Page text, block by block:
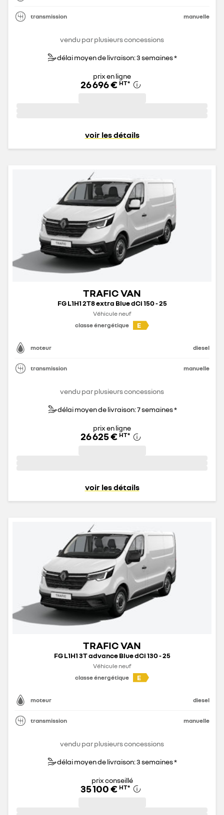
transmission manuelle
vendu par plusieurs concessions
délai moyen de livraison: 3 semaines *
prix en ligne
26 696 € HT*
voir les détails
TRAFIC VAN
FG L1H1 2T8 extra Blue dCi 150 - 25
Véhicule neuf
classe énergétique
E
moteur diesel
transmission manuelle
vendu par plusieurs concessions
délai moyen de livraison: 7 semaines *
prix en ligne
26 625 € HT*
voir les détails
TRAFIC VAN
FG L1H1 3T advance Blue dCi 130 - 25
Véhicule neuf
classe énergétique
E
moteur diesel
transmission manuelle
vendu par plusieurs concessions
délai moyen de livraison: 3 semaines *
prix conseillé
35 100 € HT*